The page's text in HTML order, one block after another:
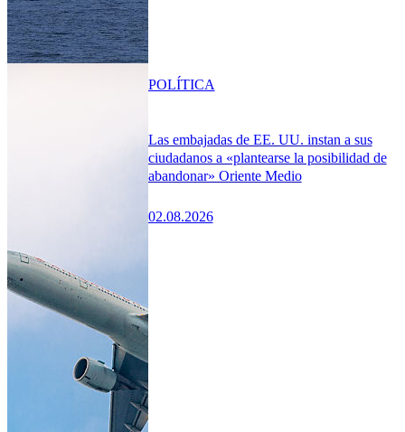
Las embajadas de EE. UU. instan a sus
ciudadanos a «plantearse la posibilidad de
abandonar» Oriente Medio
02.08.2026
POLÍTICA